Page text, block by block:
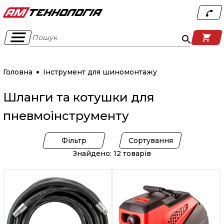
Пошук
Головна Інструмент для шиномонтажу
Шланги та котушки для
пневмоінструменту
Фільтр
Сортування
Знайдено: 12 товарів